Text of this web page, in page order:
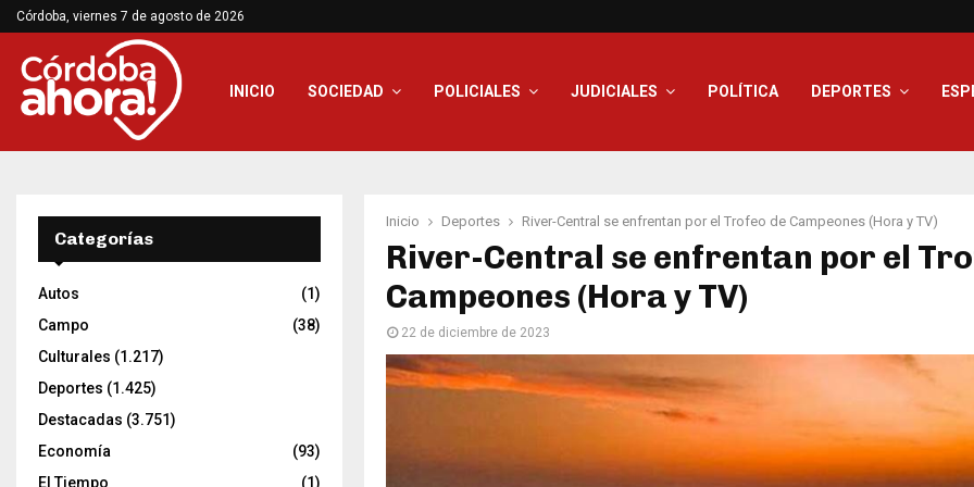
Córdoba, viernes 7 de agosto de 2026
INICIO SOCIEDAD POLICIALES JUDICIALES POLÍTICA DEPORTES
Inicio Deportes River-Central se enfrentan por el Trofeo de Campeones (Hora y TV)
River-Central se enfrentan por el
Campeones (Hora y TV)
22 de diciembre de 2023
Categorías
Autos
(1)
Campo
(38)
Culturales (1.217)
Deportes (1.425)
Destacadas (3.751)
Economía
(93)
El Tiempo
(1)